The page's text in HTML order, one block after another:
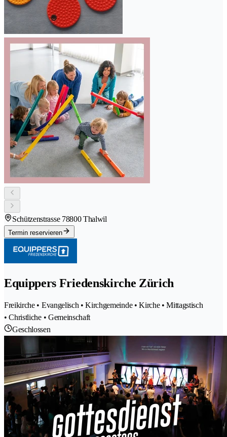
Schützenstrasse 78800 Thalwil
Termin reservieren
Equippers Friedenskirche Zürich
Freikirche • Evangelisch • Kirchgemeinde • Kirche • Mittagstisch
• Christliche • Gemeinschaft
Geschlossen